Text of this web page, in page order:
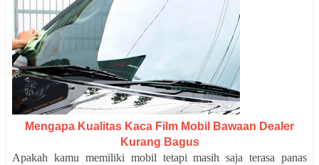
Mengapa Kualitas Kaca Film Mobil Bawaan Dealer
Kurang Bagus
Apakah kamu memiliki mobil tetapi masih saja terasa panas